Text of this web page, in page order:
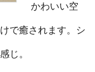
かわいい空
で癒されます。シ
じ。